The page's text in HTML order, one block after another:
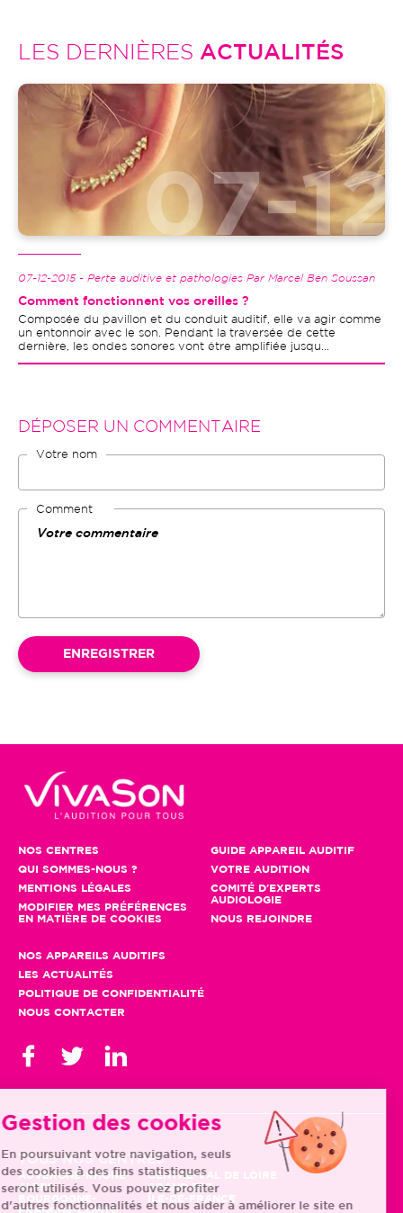
Gestion des cookies
En poursuivant votre navigation, seuls
des cookies à des fins statistiques
seront utilisés. Vous pouvez profiter
d'autres fonctionnalités et nous aider à améliorer le site en
LES DERNIÈRES ACTUALITÉS
Image
07-12-2015 - Perte auditive et pathologies Par Marcel Ben Soussan
Comment fonctionnent vos oreilles ?
Composée du pavillon et du conduit auditif, elle va agir comme
un entonnoir avec le son. Pendant la traversée de cette
dernière, les ondes sonores vont être amplifiée jusqu...
DÉPOSER UN COMMENTAIRE
Votre nom
Comment
NOS CENTRES
QUI SOMMES-NOUS ?
MENTIONS LÉGALES
MODIFIER MES PRÉFÉRENCES
EN MATIÈRE DE COOKIES
GUIDE APPAREIL AUDITIF
VOTRE AUDITION
COMITÉ D'EXPERTS
AUDIOLOGIE
NOUS REJOINDRE
NOS APPAREILS AUDITIFS
LES ACTUALITÉS
POLITIQUE DE CONFIDENTIALITÉ
NOUS CONTACTER
TOUS NOS CENTRES
AUVERGNE-RHÔNE-
ALPES
BOURGOGNE-
FRANCHE-COMTÉ
CENTRE-VAL DE LOIRE
GRAND EST
ÎLE-DE-FRANCE